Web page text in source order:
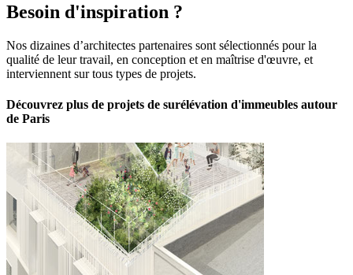
Besoin d'inspiration ?
Nos dizaines d’architectes partenaires sont sélectionnés pour la
qualité de leur travail, en conception et en maîtrise d'œuvre, et
interviennent sur tous types de projets.
Découvrez plus de projets de surélévation d'immeubles autour
de Paris